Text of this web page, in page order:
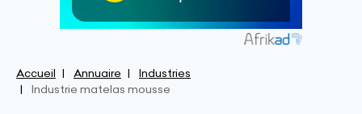
Accueil Annuaire
Industries
Industrie matelas mousse